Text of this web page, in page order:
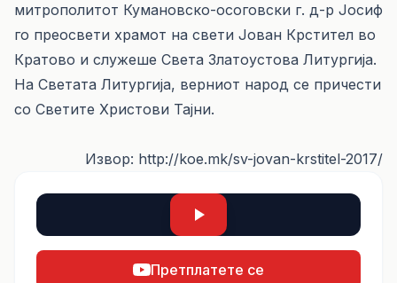
митрополитот Кумановско-осоговски г. д-р Јосиф
го преосвети храмот на свети Јован Крстител во
Кратово и служеше Света Златоустова Литургија.
На Светата Литургија, верниот народ се причести
со Светите Христови Тајни.
Извор: http://koe.mk/sv-jovan-krstitel-2017/
Претплатете се